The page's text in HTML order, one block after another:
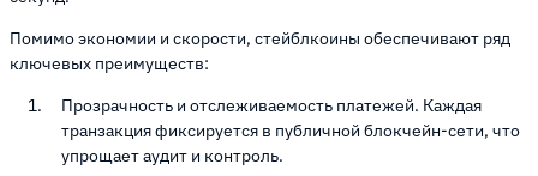
Помимо экономии и скорости, стейблкоины обеспечивают ряд
ключевых преимуществ:
Прозрачность и отслеживаемость платежей. Каждая
транзакция фиксируется в публичной блокчейн-сети, что
упрощает аудит и контроль.